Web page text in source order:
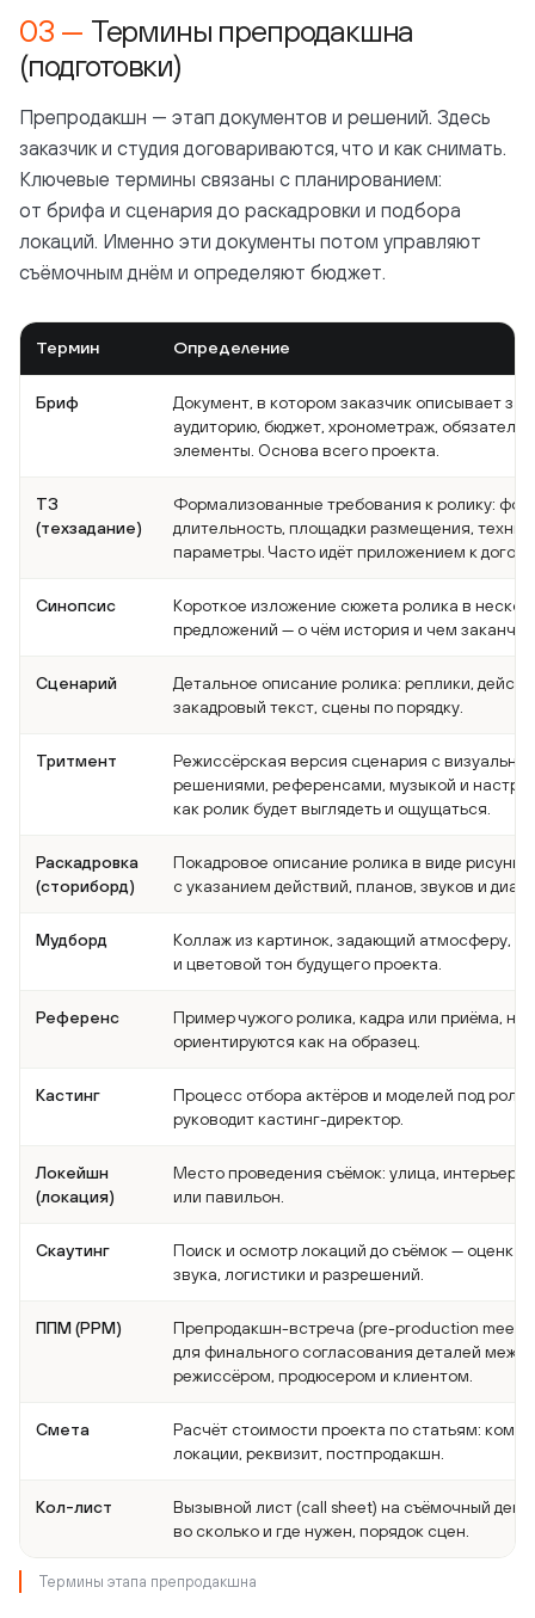
Термины препродакшна
(подготовки)
Препродакшн — этап документов и решений. Здесь
заказчик и студия договариваются, что и как снимать.
Ключевые термины связаны с планированием:
от брифа и сценария до раскадровки и подбора
локаций. Именно эти документы потом управляют
съёмочным днём и определяют бюджет.
Термин Определение
Бриф
Документ, в котором заказчик описывает
аудиторию, бюджет, хронометраж,
элементы. Основа всего проекта.
ТЗ
(техзадание)
Формализованные требования к ролику:
длительность, площадки размещения,
параметры. Часто идёт приложением к
Синопсис
Короткое изложение сюжета ролика в
предложений — о чём история и чем
Сценарий
Детальное описание ролика: реплики,
закадровый текст, сцены по порядку.
Тритмент
Режиссёрская версия сценария с
решениями, референсами, музыкой и
как ролик будет выглядеть и ощущаться.
Раскадровка
(сториборд)
Покадровое описание ролика в виде
с указанием действий, планов, звуков и
Мудборд
Коллаж из картинок, задающий атмосферу,
и цветовой тон будущего проекта.
Референс
Пример чужого ролика, кадра или приёма, на
ориентируются как на образец.
Кастинг
Процесс отбора актёров и моделей под
руководит кастинг-директор.
Локейшн
(локация)
Место проведения съёмок: улица, интерьер,
или павильон.
Скаутинг
Поиск и осмотр локаций до съёмок — оценка
звука, логистики и разрешений.
ППМ (PPM)
Препродакшн-встреча (pre-production
для финального согласования деталей между
режиссёром, продюсером и клиентом.
Смета
Расчёт стоимости проекта по статьям:
локации, реквизит, постпродакшн.
Кол-лист
Вызывной лист (call sheet) на съёмочный день:
во сколько и где нужен, порядок сцен.
Термины этапа препродакшна